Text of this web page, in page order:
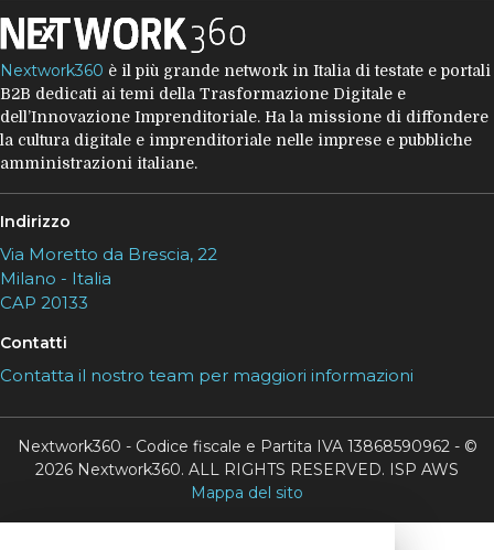
Nextwork360 è il più grande network in Italia di testate e portali
B2B dedicati ai temi della Trasformazione Digitale e
dell’Innovazione Imprenditoriale. Ha la missione di diffondere
la cultura digitale e imprenditoriale nelle imprese e pubbliche
amministrazioni italiane.
Indirizzo
Via Moretto da Brescia, 22
Milano - Italia
CAP 20133
Contatti
Contatta il nostro team per maggiori informazioni
Nextwork360 - Codice fiscale e Partita IVA 13868590962 - ©
2026 Nextwork360. ALL RIGHTS RESERVED. ISP AWS
Mappa del sito